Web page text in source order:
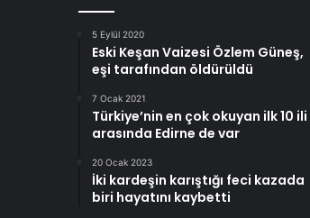
5 Eylül 2020
Eski Keşan Vaizesi Özlem Güneş,
eşi tarafından öldürüldü
7 Ocak 2021
Türkiye’nin en çok okuyan ilk 10 ili
arasında Edirne de var
20 Ocak 2023
İki kardeşin karıştığı feci kazada
biri hayatını kaybetti